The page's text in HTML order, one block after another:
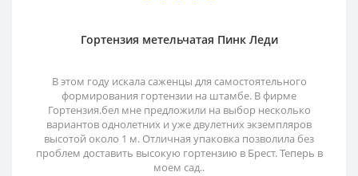
Гортензия метельчатая Пинк Леди
В этом году искала саженцы для самостоятельного
формирования гортензии на штамбе. В фирме
Гортензия.бел мне предложили на выбор несколько
вариантов однолетних и уже двулетних экземпляров
высотой около 1 м. Отличная упаковка позволила без
проблем доставить высокую гортензию в Брест. Теперь в
моем сад..